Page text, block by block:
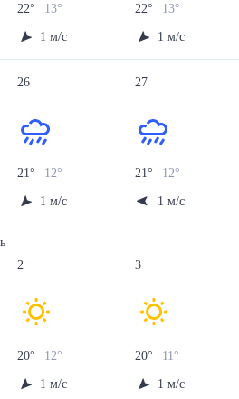
22° 13°
1 м/с
22° 13°
1 м/с
26
21° 12°
1 м/с
27
21° 12°
1 м/с
2
20° 12°
1 м/с
3
20° 11°
1 м/с